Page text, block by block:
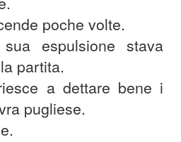
poche volte.
espulsione stava
partita.
a dettare bene i
pugliese.